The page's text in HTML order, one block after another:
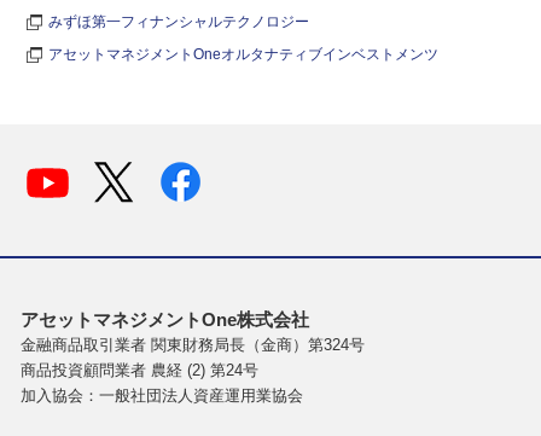
みずほ第一フィナンシャルテクノロジー
アセットマネジメントOneオルタナティブインベストメンツ
アセットマネジメントOne株式会社
金融商品取引業者 関東財務局長（金商）第324号
商品投資顧問業者 農経 (2) 第24号
加入協会：一般社団法人資産運用業協会